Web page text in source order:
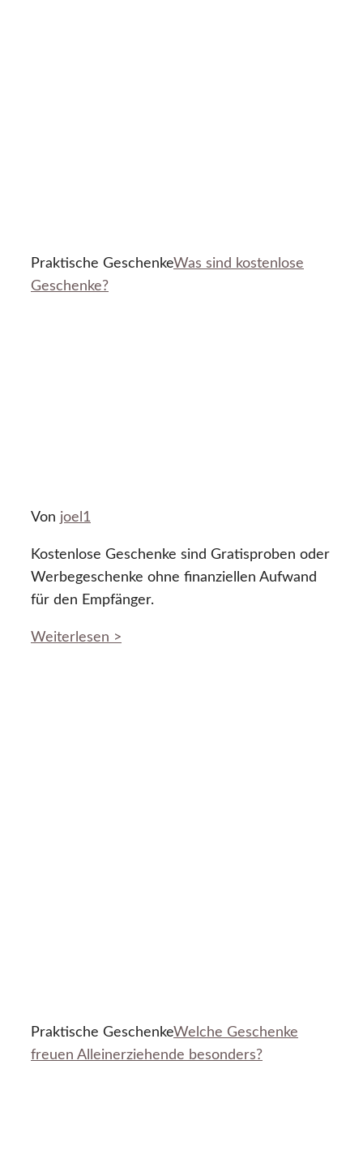
Praktische GeschenkeWas sind kostenlose
Geschenke?
Von joel1
Kostenlose Geschenke sind Gratisproben oder
Werbegeschenke ohne finanziellen Aufwand
für den Empfänger.
Weiterlesen >
Praktische GeschenkeWelche Geschenke
freuen Alleinerziehende besonders?